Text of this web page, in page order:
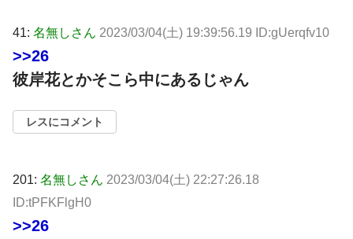
41: 名無しさん 2023/03/04(土) 19:39:56.19 ID:gUerqfv10
>>26
彼岸花とかそこら中にあるじゃん
レスにコメント
201: 名無しさん 2023/03/04(土) 22:27:26.18
ID:tPFKFlgH0
>>26